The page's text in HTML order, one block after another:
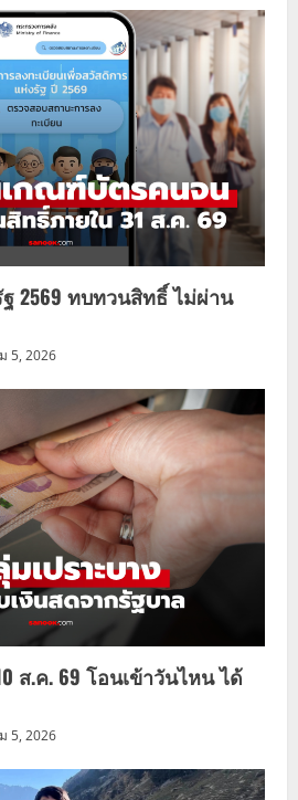
2569 ทบทวนสิทธิ์ ไม่ผ่าน
5, 2026
ส.ค. 69 โอนเข้าวันไหน ได้
5, 2026